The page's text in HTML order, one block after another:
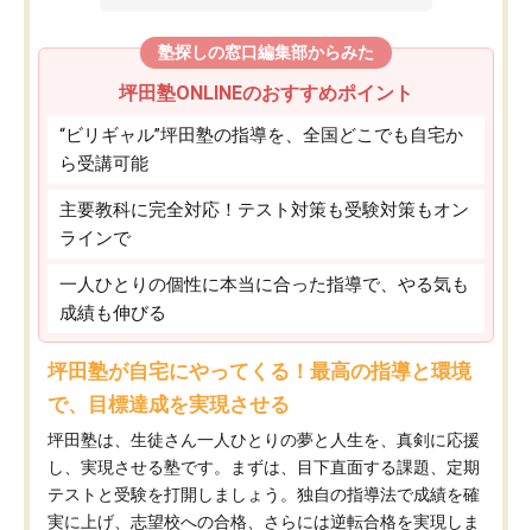
塾探しの窓口編集部からみた
坪田塾ONLINEのおすすめポイント
“ビリギャル”坪田塾の指導を、全国どこでも自宅か
ら受講可能
主要教科に完全対応！テスト対策も受験対策もオン
ラインで
一人ひとりの個性に本当に合った指導で、やる気も
成績も伸びる
坪田塾が自宅にやってくる！最高の指導と環境
で、目標達成を実現させる
坪田塾は、生徒さん一人ひとりの夢と人生を、真剣に応援
し、実現させる塾です。まずは、目下直面する課題、定期
テストと受験を打開しましょう。独自の指導法で成績を確
実に上げ、志望校への合格、さらには逆転合格を実現しま